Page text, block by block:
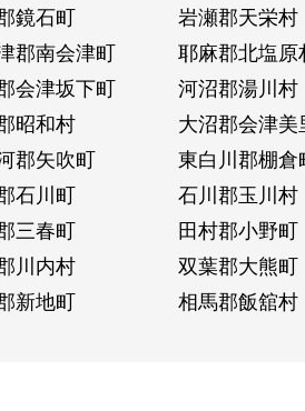
鏡石町 岩瀬郡天栄村
郡南会津町 耶麻郡北塩原
会津坂下町 河沼郡湯川村
昭和村 大沼郡会津美
郡矢吹町 東白川郡棚倉
石川町 石川郡玉川村
三春町 田村郡小野町
川内村 双葉郡大熊町
新地町 相馬郡飯舘村